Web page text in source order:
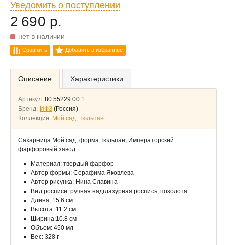
Уведомить о поступлении
2 690 р.
нет в наличии
Сравнить Добавить в избранное
Описание Характеристики
Артикул: 80.55229.00.1
Бренд: ИФЗ (Россия)
Коллекции: Мой сад; Тюльпан
Сахарница Мой сад, форма Тюльпан, Императорский
фарфоровый завод
Материал: твердый фарфор
Автор формы: Серафима Яковлева
Автор рисунка: Нина Славина
Вид росписи: ручная надглазурная роспись, позолота
Длина: 15.6 см
Высота: 11.2 см
Ширина:10.8 см
Объем: 450 мл
Вес: 328 г